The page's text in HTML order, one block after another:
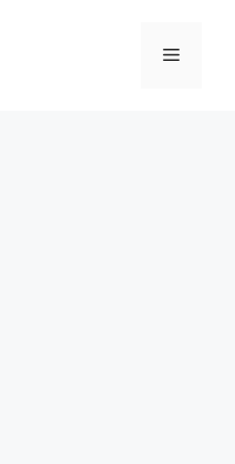
Menu